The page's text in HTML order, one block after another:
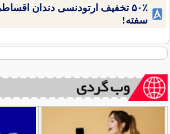
۵۰٪ تخفیف ارتودنسی دندان
سفته!